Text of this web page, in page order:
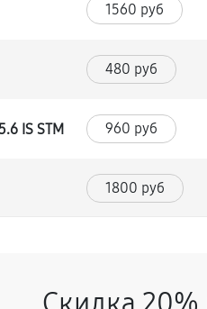
1560 руб
480 руб
IS STM 960 руб
1800 руб